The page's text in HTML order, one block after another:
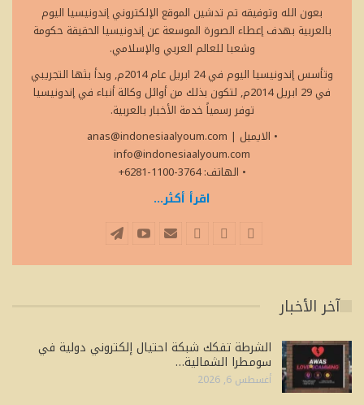
بعون الله وتوفيقه تم تدشين الموقع الإلكتروني إندونيسيا اليوم
بالعربية بهدف إعطاء الصورة الموسعة عن إندونيسيا الحقيقة حكومة
وشعبا للعالم العربي والإسلامي.
وتأسس إندونيسيا اليوم في 24 ابريل عام 2014م, وبدأ بثها التجريبي
في 29 ابريل 2014م, لتكون بذلك من أوائل وكالة أنباء في إندونيسيا
توفر رسمياً خدمة الأخبار بالعربية.
• الايميل
anas@indonesiaalyoum.com |
info@indonesiaalyoum.com
• الهاتف: 3764-1100-6281+
اقرأ أكثر...
آخر الأخبار
الشرطة تفكك شبكة احتيال إلكتروني دولية في
سومطرا الشمالية…
أغسطس 6, 2026